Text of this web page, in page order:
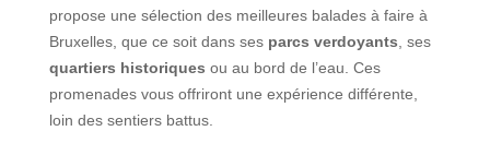
propose une sélection des meilleures balades à faire à
Bruxelles, que ce soit dans ses parcs verdoyants , ses
quartiers historiques ou au bord de l’eau. Ces
promenades vous offriront une expérience différente,
loin des sentiers battus.